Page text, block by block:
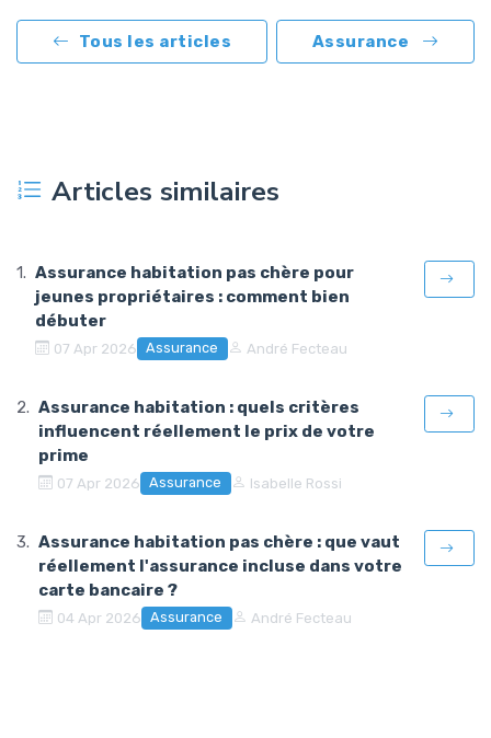
Tous les articles Assurance
Articles similaires
Assurance habitation pas chère pour
jeunes propriétaires : comment bien
débuter
07 Apr 2026 Assurance André Fecteau
Assurance habitation : quels critères
influencent réellement le prix de votre
prime
07 Apr 2026 Assurance Isabelle Rossi
Assurance habitation pas chère : que vaut
réellement l'assurance incluse dans votre
carte bancaire ?
04 Apr 2026 Assurance André Fecteau